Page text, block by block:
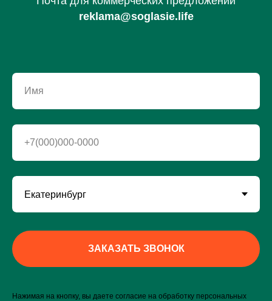
reklama@soglasie.life
Имя
+7(000)000-0000
ЗАКАЗАТЬ ЗВОНОК
Нажимая на кнопку, вы даете согласие на обработку персональных